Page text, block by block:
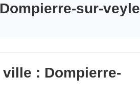
sur-veyle
: Dompierre-